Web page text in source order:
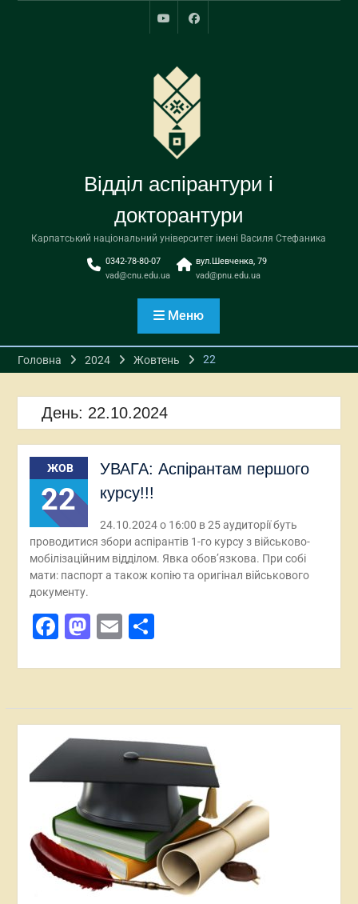
youtubefacebook
Відділ аспірантури і
докторантури
Карпатський національний університет імені Василя Стефаника
0342-78-80-07
vad@cnu.edu.ua
вул.Шевченка, 79
vad@pnu.edu.ua
Меню
Головна 2024 Жовтень 22
День: 22.10.2024
ЖОВ
22
УВАГА: Аспірантам першого
курсу!!!
24.10.2024 о 16:00 в 25 аудиторії буть
проводитися збори аспірантів 1-го курсу з військово-
мобілізаційним відділом. Явка обов’язкова. При собі
мати: паспорт а також копію та оригінал військового
документу.
Facebook
Mastodon
EmailПоділитися